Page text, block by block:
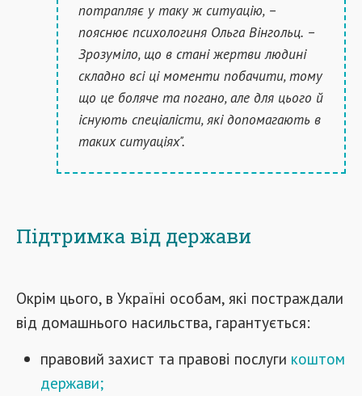
потрапляє у таку ж ситуацію, –
пояснює психологиня Ольга Вінгольц. –
Зрозуміло, що в стані жертви людині
складно всі ці моменти побачити, тому
що це боляче та погано, але для цього й
існують спеціалісти, які допомагають в
таких ситуаціях".
Підтримка від держави
Окрім цього, в Україні особам, які постраждали
від домашнього насильства, гарантується:
правовий захист та правові послуги коштом
держави;